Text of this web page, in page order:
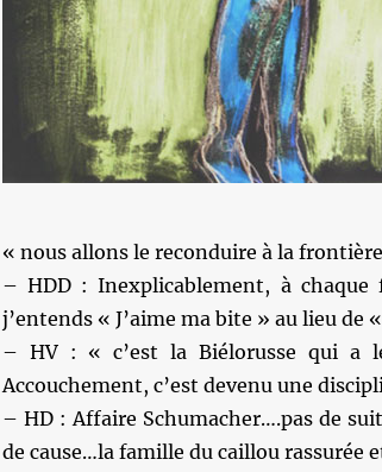
« nous allons le reconduire à la
– HDD : Inexplicablement, à
j’entends « J’aime ma bite » au lieu de
– HV : « c’est la Biélorusse qui a
Accouchement, c’est devenu une
– HD : Affaire Schumacher….pas de
de cause…la famille du caillou rassurée